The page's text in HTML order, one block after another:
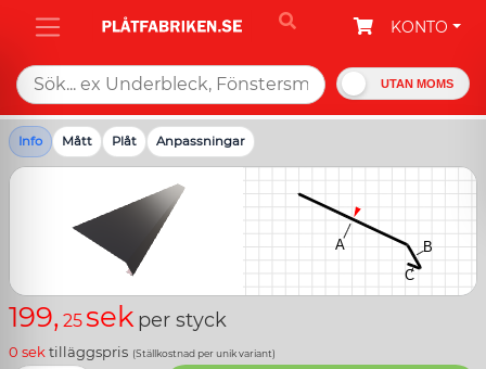
KONTO
UTAN MOMS
Info Mått Plåt Anpassningar
199, 25 sekper styck
0 sek tilläggspris (Ställkostnad per unik variant)